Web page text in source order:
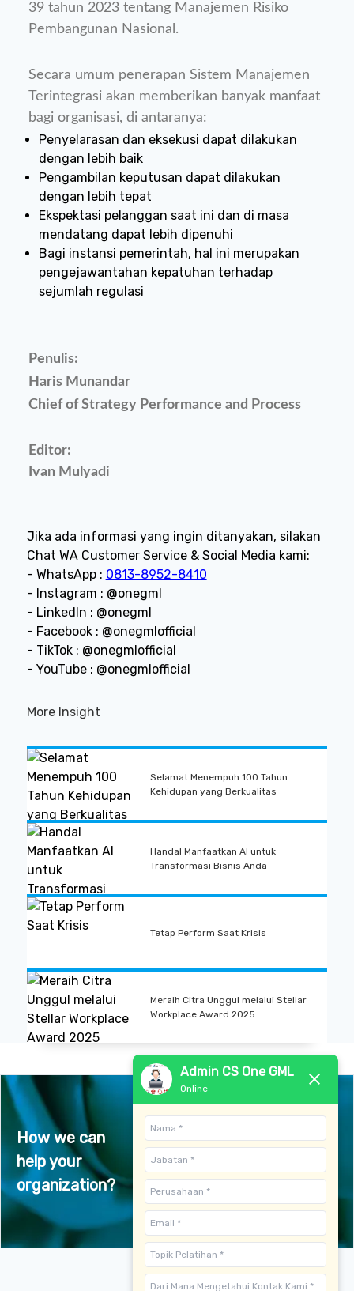
39 tahun 2023 tentang Manajemen Risiko
Pembangunan Nasional.
Secara umum penerapan Sistem Manajemen
Terintegrasi akan memberikan banyak manfaat
bagi organisasi, di antaranya:
Penyelarasan dan eksekusi dapat dilakukan
dengan lebih baik
Pengambilan keputusan dapat dilakukan
dengan lebih tepat
Ekspektasi pelanggan saat ini dan di masa
mendatang dapat lebih dipenuhi
Bagi instansi pemerintah, hal ini merupakan
pengejawantahan kepatuhan terhadap
sejumlah regulasi
Penulis:
Haris Munandar
Chief of Strategy Performance and Process
Editor:
Ivan Mulyadi
Jika ada informasi yang ingin ditanyakan, silakan
Chat WA Customer Service & Social Media kami:
- WhatsApp : 0813-8952-8410
- Instagram : @onegml
- LinkedIn : @onegml
- Facebook : @onegmlofficial
- TikTok : @onegmlofficial
- YouTube : @onegmlofficial
More Insight
Selamat Menempuh 100 Tahun
Kehidupan yang Berkualitas
Handal Manfaatkan AI untuk
Transformasi Bisnis Anda
Tetap Perform Saat Krisis
Meraih Citra Unggul melalui Stellar
Workplace Award 2025
Admin CS One GML
Online
How we can
help your
organization?